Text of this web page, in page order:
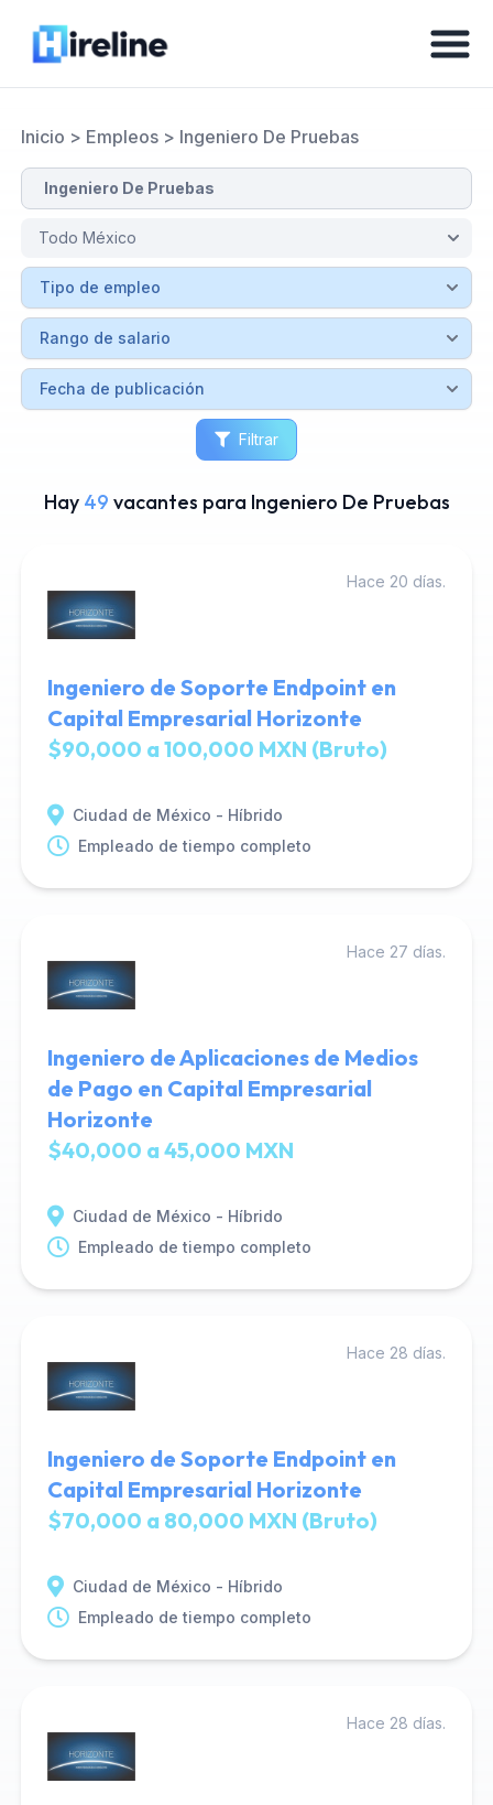
Inicio > Empleos> Ingeniero De Pruebas
Filtrar
Hay 49 vacantes para Ingeniero De Pruebas
Hace 20 días.
Ingeniero de Soporte Endpoint en
Capital Empresarial Horizonte
$90,000 a 100,000 MXN (Bruto)
Ciudad de México - Híbrido
Empleado de tiempo completo
Hace 27 días.
Ingeniero de Aplicaciones de Medios
de Pago en Capital Empresarial
Horizonte
$40,000 a 45,000 MXN
Ciudad de México - Híbrido
Empleado de tiempo completo
Hace 28 días.
Ingeniero de Soporte Endpoint en
Capital Empresarial Horizonte
$70,000 a 80,000 MXN (Bruto)
Ciudad de México - Híbrido
Empleado de tiempo completo
Hace 28 días.